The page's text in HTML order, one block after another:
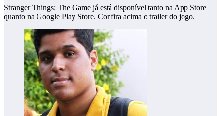
Stranger Things: The Game já está disponível tanto na App Store
quanto na Google Play Store. Confira acima o trailer do jogo.